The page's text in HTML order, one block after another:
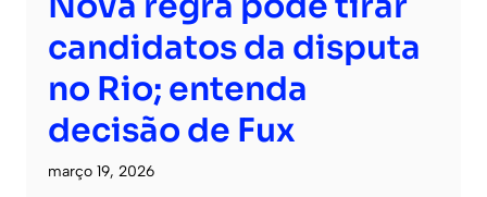
candidatos da disputa
no Rio; entenda
decisão de Fux
março 19, 2026